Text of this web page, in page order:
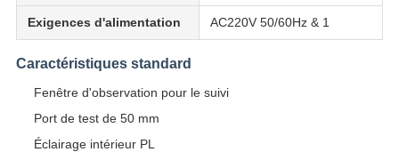
Exigences d'alimentation AC220V 50/60Hz & 1
Caractéristiques standard
Fenêtre d'observation pour le suivi
Port de test de 50 mm
Éclairage intérieur PL